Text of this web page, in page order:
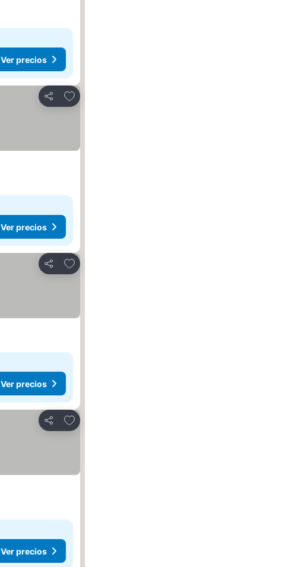
Ver precios
Compartir
Añadir a favoritos
Ver precios
Compartir
Añadir a favoritos
Ver precios
Compartir
Añadir a favoritos
Ver precios